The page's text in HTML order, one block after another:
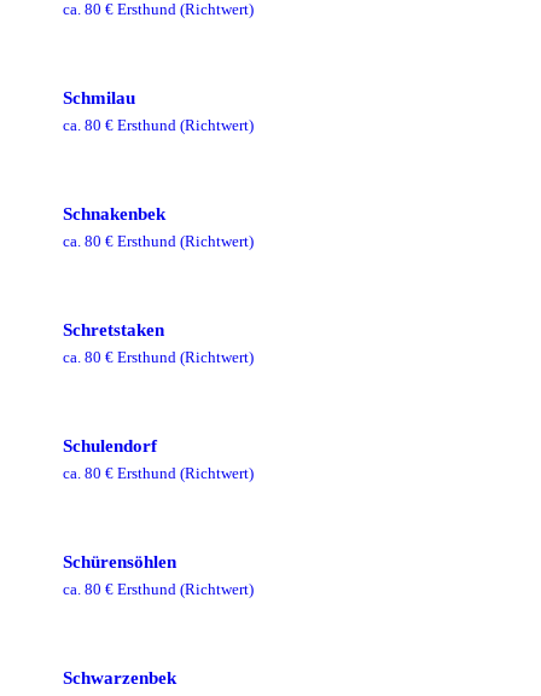
ca. 80 € Ersthund (Richtwert)
Schmilau
ca. 80 € Ersthund (Richtwert)
Schnakenbek
ca. 80 € Ersthund (Richtwert)
Schretstaken
ca. 80 € Ersthund (Richtwert)
Schulendorf
ca. 80 € Ersthund (Richtwert)
Schürensöhlen
ca. 80 € Ersthund (Richtwert)
Schwarzenbek